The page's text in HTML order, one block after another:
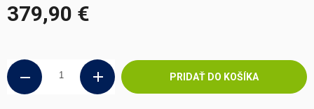
379,90 €
PRIDAŤ DO KOŠÍKA